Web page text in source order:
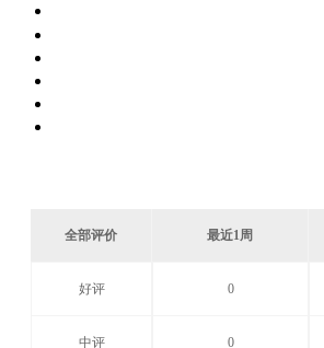
全部评价 最近1周
好评 0
中评 0